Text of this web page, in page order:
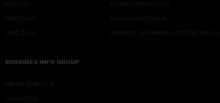
PODCAST
ODRŽIVOST
LEPŠI ŽIVOT
POLITIKA PRIVATNOSTI
PRAVILA KORIŠĆENJA
SMERNICE ZA PRIMENU VEŠTAČKE
BUSSINES INFO GROUP
ONLINE EDUKACIJE
IZDAVAŠTVO